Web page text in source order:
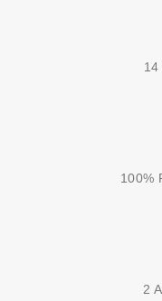
100%
2